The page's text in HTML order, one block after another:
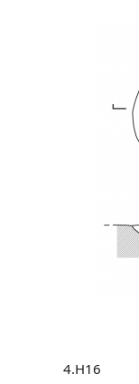
4.H16